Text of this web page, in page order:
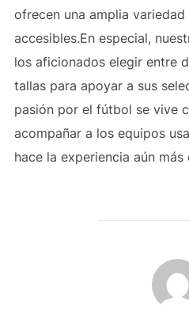
ofrecen una amplia
accesibles.En especial,
los aficionados elegir entre
tallas para apoyar a sus
pasión por el fútbol se vive
acompañar a los equipos
hace la experiencia aún más
AUTOR DE LA